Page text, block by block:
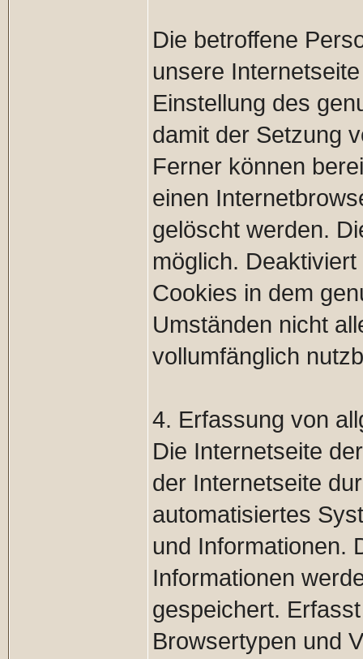
Die betroffene
unsere
Einstellung des
damit der Setzung
Ferner können
einen
gelöscht werden.
möglich.
Cookies in dem
Umständen nicht
vollumfänglich
4. Erfassung von
Die Internetseite
der Internetseite
automatisiertes
und Informationen.
Informationen
gespeichert.
Browsertypen und